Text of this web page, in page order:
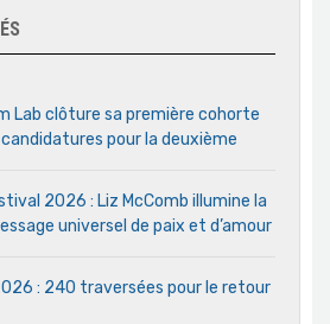
Lab clôture sa première cohorte
candidatures pour la deuxième
2026 : Liz McComb illumine la
universel de paix et d’amour
: 240 traversées pour le retour